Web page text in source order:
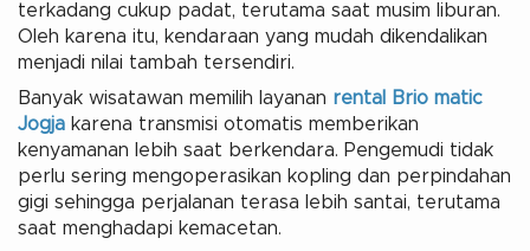
terkadang cukup padat, terutama saat musim liburan.
Oleh karena itu, kendaraan yang mudah dikendalikan
menjadi nilai tambah tersendiri.
Banyak wisatawan memilih layanan rental Brio matic
Jogja karena transmisi otomatis memberikan
kenyamanan lebih saat berkendara. Pengemudi tidak
perlu sering mengoperasikan kopling dan perpindahan
gigi sehingga perjalanan terasa lebih santai, terutama
saat menghadapi kemacetan.